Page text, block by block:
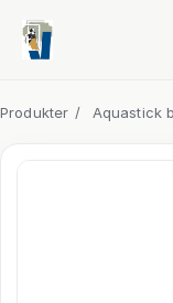
Produkter / Aquastick